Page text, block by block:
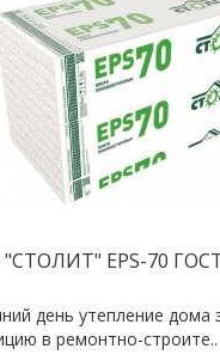
"СТОЛИТ" EPS-70
день утепление дома
в ремонтно-строите..